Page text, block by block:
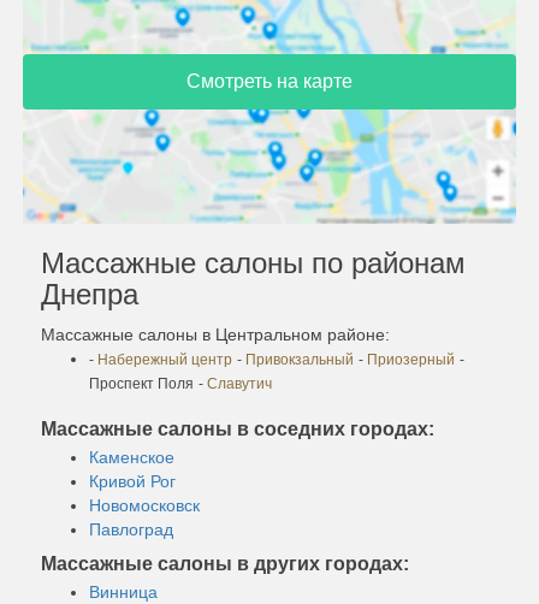
Смотреть на карте
Массажные салоны по районам
Днепра
Массажные салоны в Центральном районе:
- Набережный центр - Привокзальный - Приозерный -
Проспект Поля - Славутич
Массажные салоны в соседних городах:
Каменское
Кривой Рог
Новомосковск
Павлоград
Массажные салоны в других городах:
Винница